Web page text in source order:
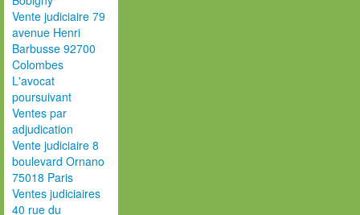
Vente judiciaire 79
avenue Henri
Barbusse 92700
Colombes
L'avocat
poursuivant
Ventes par
adjudication
Vente judiciaire 8
boulevard Ornano
75018 Paris
Ventes judiciaires
40 rue du